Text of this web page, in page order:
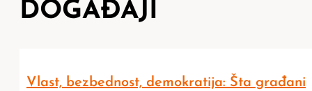
DOGAĐAJI
Vlast, bezbednost, demokratija: Šta građani